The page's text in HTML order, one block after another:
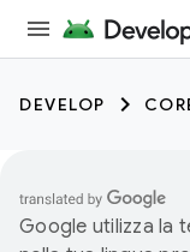
DEVELOP
Google utilizza la